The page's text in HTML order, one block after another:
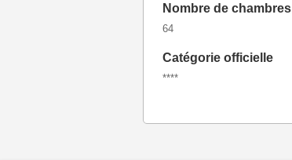
Nombre de chambres
64
Catégorie officielle
****